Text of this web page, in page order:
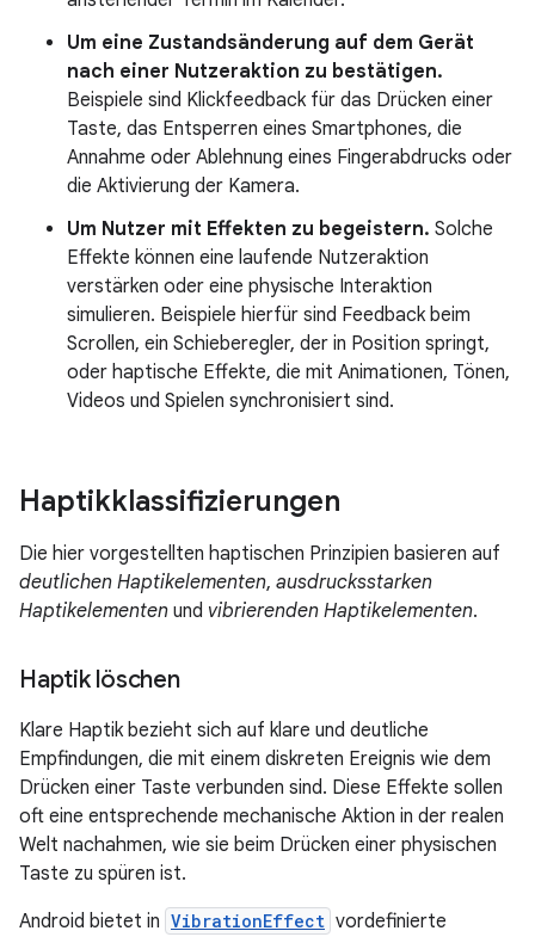
Um eine Zustandsänderung auf dem Gerät
nach einer Nutzeraktion zu bestätigen.
Beispiele sind Klickfeedback für das Drücken einer
Taste, das Entsperren eines Smartphones, die
Annahme oder Ablehnung eines Fingerabdrucks oder
die Aktivierung der Kamera.
Um Nutzer mit Effekten zu begeistern. Solche
Effekte können eine laufende Nutzeraktion
verstärken oder eine physische Interaktion
simulieren. Beispiele hierfür sind Feedback beim
Scrollen, ein Schieberegler, der in Position springt,
oder haptische Effekte, die mit Animationen, Tönen,
Videos und Spielen synchronisiert sind.
Haptikklassifizierungen
Die hier vorgestellten haptischen Prinzipien basieren auf
deutlichen Haptikelementen, ausdrucksstarken
Haptikelementen und vibrierenden Haptikelementen.
Haptik löschen
Klare Haptik bezieht sich auf klare und deutliche
Empfindungen, die mit einem diskreten Ereignis wie dem
Drücken einer Taste verbunden sind. Diese Effekte sollen
oft eine entsprechende mechanische Aktion in der realen
Welt nachahmen, wie sie beim Drücken einer physischen
Taste zu spüren ist.
Android bietet in VibrationEffect vordefinierte